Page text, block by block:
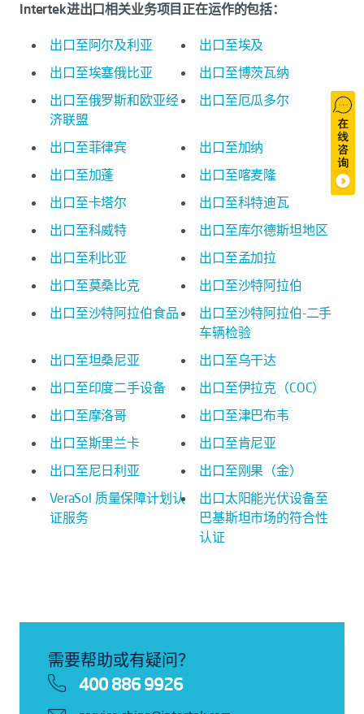
Intertek进出口相关业务项目正在运作的包括：
出口至阿尔及利亚
出口至埃及
出口至埃塞俄比亚
出口至博茨瓦纳
出口至俄罗斯和欧亚经
济联盟
出口至厄瓜多尔
出口至菲律宾
出口至加纳
出口至加蓬
出口至喀麦隆
出口至卡塔尔
出口至科特迪瓦
出口至科威特
出口至库尔德斯坦地区
出口至利比亚
出口至孟加拉
出口至莫桑比克
出口至沙特阿拉伯
出口至沙特阿拉伯食品
出口至沙特阿拉伯-二手
车辆检验
出口至坦桑尼亚
出口至乌干达
出口至印度二手设备
出口至伊拉克（COC）
出口至摩洛哥
出口至津巴布韦
出口至斯里兰卡
出口至肯尼亚
出口至尼日利亚
出口至刚果（金）
VeraSol 质量保障计划认
证服务
出口太阳能光伏设备至
巴基斯坦市场的符合性
认证
需要帮助或有疑问？
400 886 9926